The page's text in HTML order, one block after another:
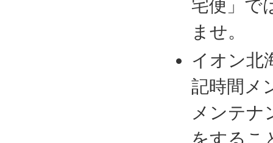
宅便」で
ませ。
イオン北
記時間メ
メンテナ
をするこ